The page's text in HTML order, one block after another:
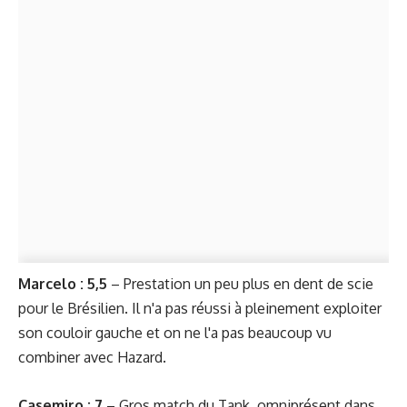
Marcelo : 5,5 – Prestation un peu plus en dent de scie
pour le Brésilien. Il n'a pas réussi à pleinement exploiter
son couloir gauche et on ne l'a pas beaucoup vu
combiner avec Hazard.